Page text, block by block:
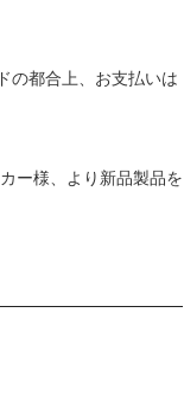
の都合上、お支払いは
ー様、より新品製品を